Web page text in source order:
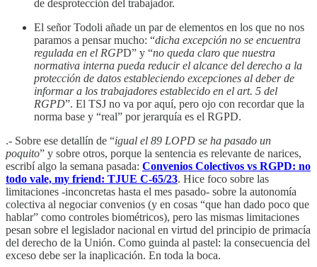
de desprotección del trabajador.
El señor Todoli añade un par de elementos en los que no nos
paramos a pensar mucho: “dicha excepción no se encuentra
regulada en el RGPD” y “no queda claro que nuestra
normativa interna pueda reducir el alcance del derecho a la
protección de datos estableciendo excepciones al deber de
informar a los trabajadores establecido en el art. 5 del
RGPD”. El TSJ no va por aquí, pero ojo con recordar que la
norma base y “real” por jerarquía es el RGPD.
.- Sobre ese detallín de “igual el 89 LOPD se ha pasado un
poquito” y sobre otros, porque la sentencia es relevante de narices,
escribí algo la semana pasada: Convenios Colectivos vs RGPD: no
todo vale, my friend: TJUE C-65/23. Hice foco sobre las
limitaciones -inconcretas hasta el mes pasado- sobre la autonomía
colectiva al negociar convenios (y en cosas “que han dado poco que
hablar” como controles biométricos), pero las mismas limitaciones
pesan sobre el legislador nacional en virtud del principio de primacía
del derecho de la Unión. Como guinda al pastel: la consecuencia del
exceso debe ser la inaplicación. En toda la boca.